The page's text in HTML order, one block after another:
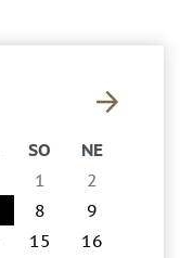
SO
NE
1
2
8
9
15
16